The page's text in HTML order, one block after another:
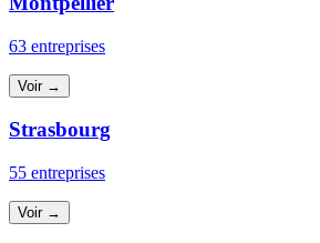
63 entreprises
Voir →
Strasbourg
55 entreprises
Voir →